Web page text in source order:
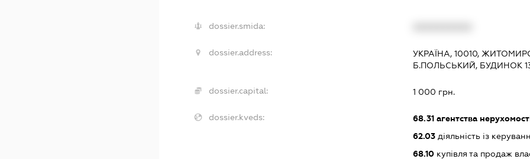
dossier.smida:
dossier.address:
УКРАЇНА, 10010,
Б.ПОЛЬСЬКИЙ, БУДИНОК
dossier.capital: 1 000 грн.
dossier.kveds: 68.31агентства
62.03діяльність із
68.10купівля та продаж